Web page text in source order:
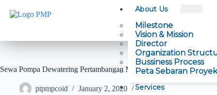
About Us
Milestone
Vision & Mission
Director
Organization
Bussiness Process
Peta Sebaran Proyek
Services
Sewa Pompa Dewatering Pertambangan Murah Berkualitas
ptpmpcoid
January 2, 2020